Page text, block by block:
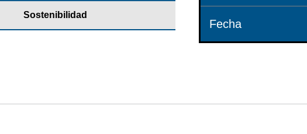
Sostenibilidad
Fecha